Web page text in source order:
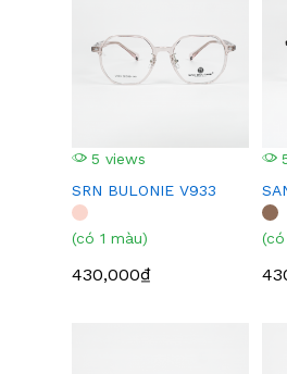
5 views
SRN BULONIE V933
(có 1 màu)
430,000₫
(có